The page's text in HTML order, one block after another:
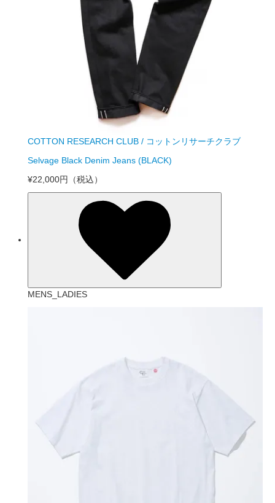
COTTON RESEARCH CLUB / コットンリサーチクラブ
Selvage Black Denim Jeans (BLACK)
¥22,000円
（税込）
MENS_LADIES